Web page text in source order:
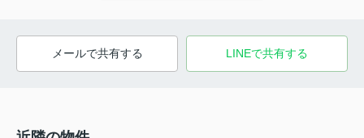
メールで共有する LINEで共有する